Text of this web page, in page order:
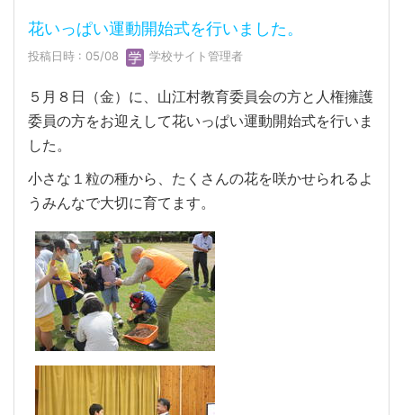
花いっぱい運動開始式を行いました。
投稿日時 : 05/08 学校サイト管理者
５月８日（金）に、山江村教育委員会の方と人権擁護
委員の方をお迎えして花いっぱい運動開始式を行いま
した。
小さな１粒の種から、たくさんの花を咲かせられるよ
うみんなで大切に育てます。